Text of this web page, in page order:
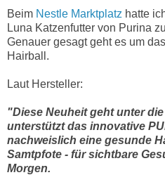
Beim Nestle Marktplatz hatte
Luna Katzenfutter von Purina
Genauer gesagt geht es um
Hairball.
Laut Hersteller:
"Diese Neuheit geht unter
unterstützt das innovative
nachweislich eine gesunde
Samtpfote - für sichtbare
Morgen.